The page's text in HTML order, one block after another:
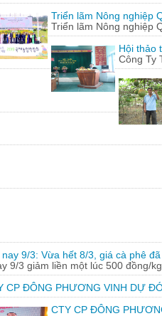
Triển lãm Nông nghiệp
Triển lãm Nông nghiệp
Hội thảo
Công Ty
9/3: Vừa hết 8/3, giá cà phê
9/3 giảm liền một lúc 500 đồng/
CP ĐÔNG PHƯƠNG VINH DỰ
CTY CP ĐÔNG